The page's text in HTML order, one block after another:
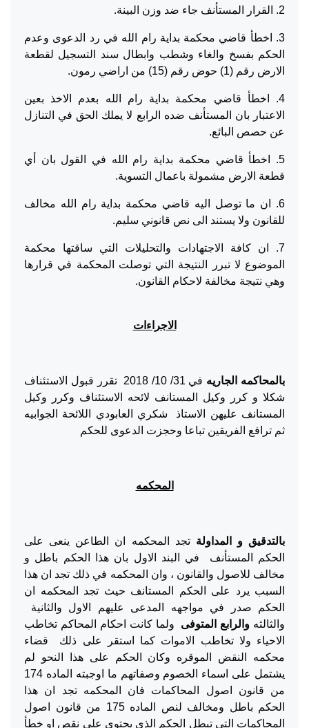
2. القرار المستأنف جاء ضد وزن البينة.
3. اخطأ قاضي محكمة بداية رام الله في رد الدعوى وعدم
الحكم بفسخ والغاء وشطب وابطال سند التسجيل لقطعة
الارض رقم (1) حوض رقم (15) من اراضي رمون.
4. اخطأ قاضي محكمة بداية رام الله بعدم الاخذ بعين
الاعتبار بان المستأنف ضده الرابع لا يملك الحق في التنازل
عن حصص البائع.
5. اخطأ قاضي محكمة بداية رام الله في القول بان أي
قطعة الارض مشمولة باعمال التسوية.
6. ان ما توصل اليه قاضي محكمة بداية رام الله مخالف
للقانون ولا يستند الى نص قانوني سليم.
7. ان كافة الاجتهادات والتحليلات التي ساقتها محكمة
الموضوع لا تبرر النتيجة التي توصلت المحكمة في قرارها
وهي نتيجة مخالفة لاحكام القانون.
الاجراءات
بالمحاكمه الجاريه
في 31/ 10/ 2018 تقرر قبول الاستئناف
شكلا و كرر وكيل المستانف لائحه الاستئناف وكرر وكيل
المستانف عليهن الاستاذ شكري العابودي اللائحة الجوابيه
ثم ترافع الفريقين تباعا وحجزت الدعوى للحكم
المحكمه
بالتدقيق و المداولة تجد المحكمه ان الطاعن ينعى على
الحكم المستأنف في البند الاول بان هذا الحكم باطل و
مخالف للاصول والقانون ، وان المحكمه في ذلك تجد ان هذا
السبب يرد على الحكم المستانف حيث تجد المحكمه ان
الحكم صدر في مواجهه المدعى عليهم الاول والثانية
والثالثه والرابع المتوفى ولما كانت احكام المحاكم تخاطب
الاحياء ولا تخاطب الاموات كما استقر على ذلك قضاء
محكمه النقض الموقره وكان الحكم على هذا النحو لم
يشتمل على اسماء الخصوم وصفاتهم ما اوجبته الماده 174
من قانون اصول المحاكمات فان المحكمه تجد ان هذا
الحكم باطل ومخالف لنص الماده 175 من قانون اصول
المحاكمات التي تبطل الحكم الذي يحتوي على نقص او خطأ